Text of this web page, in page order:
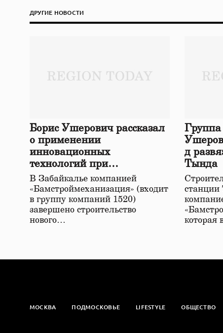
ДРУГИЕ НОВОСТИ
Борис Ушерович рассказал
о применении
инновационных
технологий при
строительстве нового моста
в Забайкалье
В Забайкалье компанией
«Бамстроймеханизация» (входит
в группу компаний 1520)
завершено строительство
нового…
д
Тында
станции
которая
МОСКВА ПОДМОСКОВЬЕ LIFESTYLE ОБЩЕСТВО